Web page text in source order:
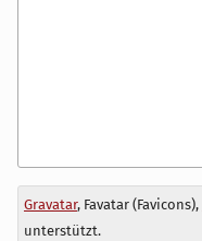
Antwort
zu
Gravatar, Favatar (Favicons),
unterstützt.